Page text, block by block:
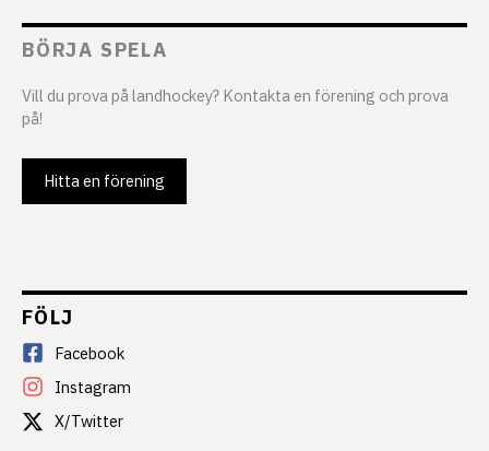
BÖRJA SPELA
Vill du prova på landhockey? Kontakta en förening och prova
på!
Hitta en förening
FÖLJ
Facebook
Instagram
X/Twitter